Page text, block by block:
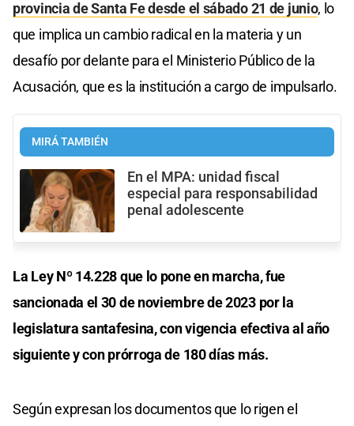
provincia de Santa Fe desde el sábado 21 de junio, lo
que implica un cambio radical en la materia y un
desafío por delante para el Ministerio Público de la
Acusación, que es la institución a cargo de impulsarlo.
MIRÁ TAMBIÉN
En el MPA: unidad fiscal
especial para responsabilidad
penal adolescente
La Ley Nº 14.228 que lo pone en marcha, fue
sancionada el 30 de noviembre de 2023 por la
legislatura santafesina, con vigencia efectiva al año
siguiente y con prórroga de 180 días más.
Según expresan los documentos que lo rigen el